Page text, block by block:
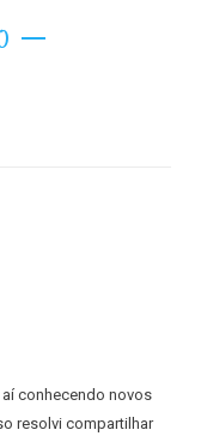
conhecendo novos
resolvi compartilhar